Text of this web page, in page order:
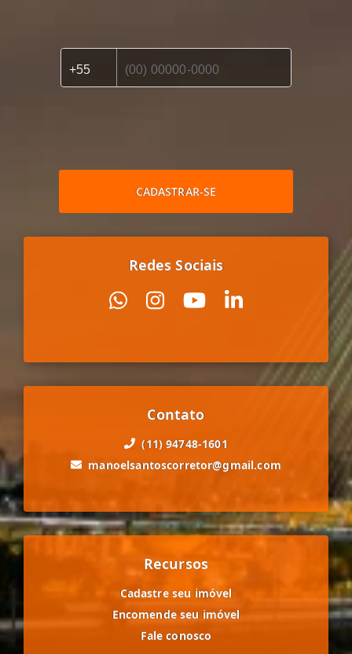
CADASTRAR-SE
Redes Sociais
Contato
(11) 94748-1601
manoelsantoscorretor@gmail.com
Recursos
Cadastre seu imóvel
Encomende seu imóvel
Fale conosco